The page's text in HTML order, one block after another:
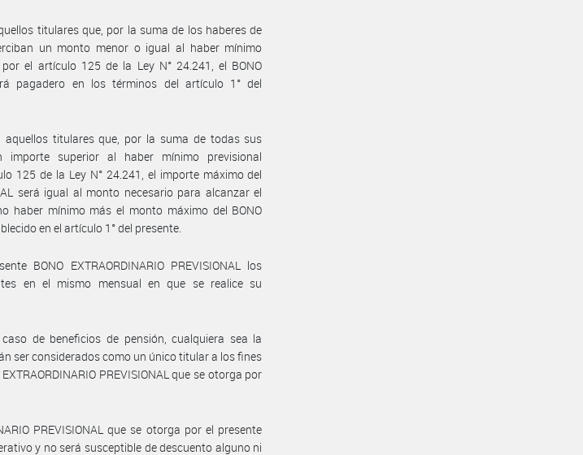
titulares que, por la suma de los haberes de
un monto menor o igual al haber mínimo
el artículo 125 de la Ley N° 24.241, el BONO
pagadero en los términos del artículo 1° del
aquellos titulares que, por la suma de todas sus
importe superior al haber mínimo previsional
125 de la Ley N° 24.241, el importe máximo del
será igual al monto necesario para alcanzar el
haber mínimo más el monto máximo del BONO
en el artículo 1° del presente.
BONO EXTRAORDINARIO PREVISIONAL los
en el mismo mensual en que se realice su
caso de beneficios de pensión, cualquiera sea la
ser considerados como un único titular a los fines
PREVISIONAL que se otorga por
PREVISIONAL que se otorga por el presente
y no será susceptible de descuento alguno ni